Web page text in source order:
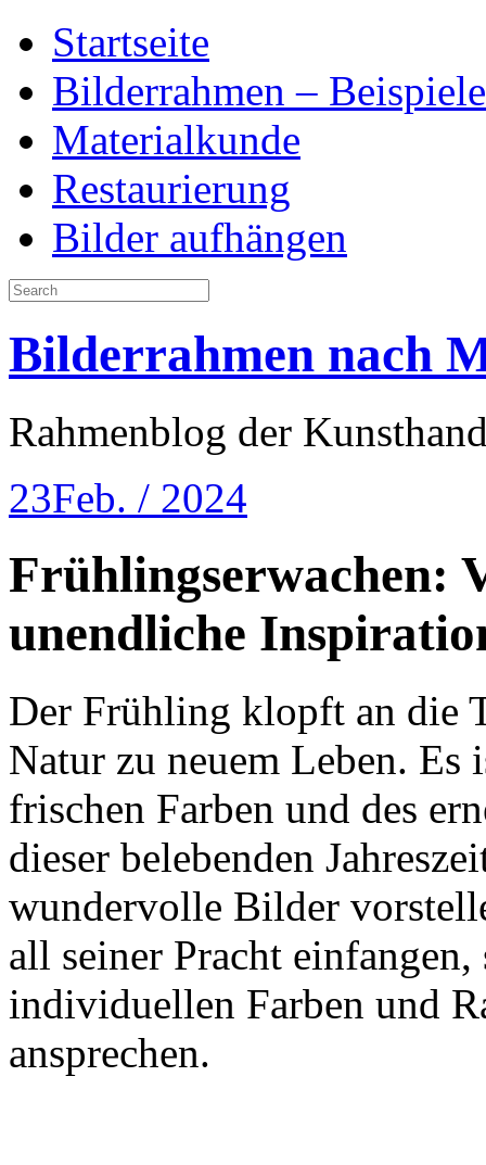
Startseite
Bilderrahmen – Beispiele
Materialkunde
Restaurierung
Bilder aufhängen
Bilderrahmen nach
Rahmenblog der
23Feb. / 2024
Frühlingserwachen:
unendliche
Der Frühling klopft an die
Natur zu neuem Leben.
frischen Farben und des
dieser belebenden
wundervolle Bilder
all seiner Pracht
individuellen Farben und
ansprechen.